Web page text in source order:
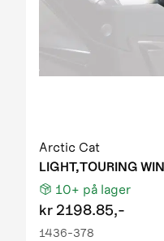
Arctic Cat
LIGHT,TOURING
10+ på lager
kr 2198.85,-
1436-378